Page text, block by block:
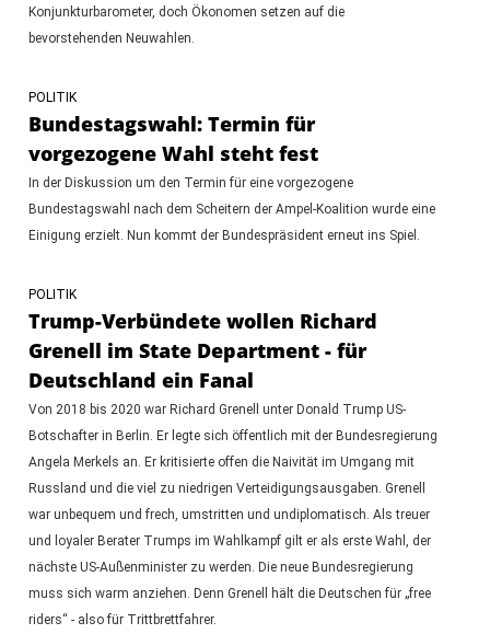
Konjunkturbarometer, doch Ökonomen setzen auf die
bevorstehenden Neuwahlen.
POLITIK
Bundestagswahl: Termin für
vorgezogene Wahl steht fest
In der Diskussion um den Termin für eine vorgezogene
Bundestagswahl nach dem Scheitern der Ampel-Koalition wurde eine
Einigung erzielt. Nun kommt der Bundespräsident erneut ins Spiel.
POLITIK
Trump-Verbündete wollen Richard
Grenell im State Department - für
Deutschland ein Fanal
Von 2018 bis 2020 war Richard Grenell unter Donald Trump US-
Botschafter in Berlin. Er legte sich öffentlich mit der Bundesregierung
Angela Merkels an. Er kritisierte offen die Naivität im Umgang mit
Russland und die viel zu niedrigen Verteidigungsausgaben. Grenell
war unbequem und frech, umstritten und undiplomatisch. Als treuer
und loyaler Berater Trumps im Wahlkampf gilt er als erste Wahl, der
nächste US-Außenminister zu werden. Die neue Bundesregierung
muss sich warm anziehen. Denn Grenell hält die Deutschen für „free
riders“ - also für Trittbrettfahrer.